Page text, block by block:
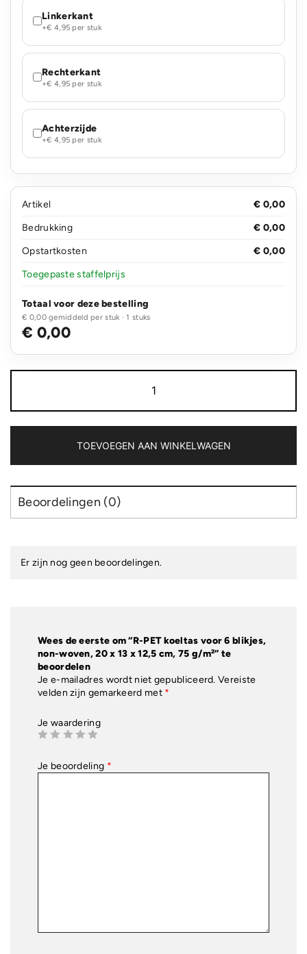
Linkerkant
+€ 4,95 per stuk
Rechterkant
+€ 4,95 per stuk
Achterzijde
+€ 4,95 per stuk
Artikel
€ 0,00
Bedrukking
€ 0,00
Opstartkosten
€ 0,00
Toegepaste staffelprijs
Totaal voor deze bestelling
€ 0,00 gemiddeld per stuk · 1 stuks
€ 0,00
PET
6
blikjes,
woven,
x
75
TOEVOEGEN AAN WINKELWAGEN
Beoordelingen (0)
Er zijn nog geen beoordelingen.
Wees de eerste om “R-PET koeltas voor 6 blikjes,
non-woven, 20 x 13 x 12,5 cm, 75 g/m²” te
beoordelen
Je e-mailadres wordt niet gepubliceerd. Vereiste
velden zijn gemarkeerd met *
Je waardering
Je beoordeling *